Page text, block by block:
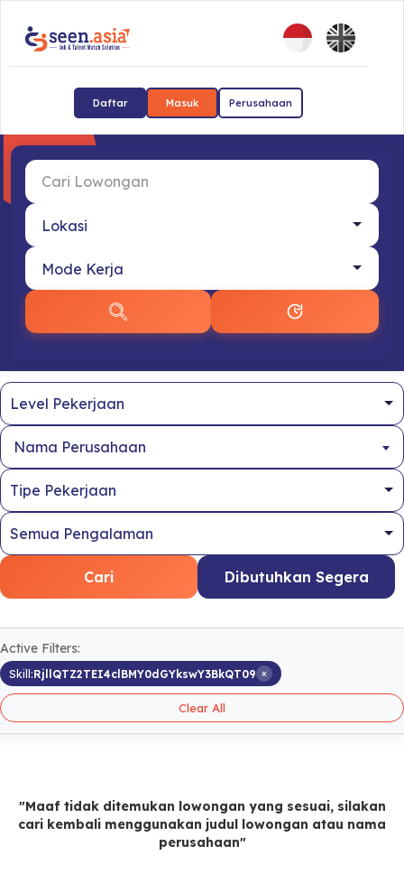
Daftar Masuk Perusahaan
Nama Perusahaan
Cari Dibutuhkan Segera
Active Filters:
Skill:RjllQTZ2TEI4clBMY0dGYkswY3BkQT09 ×
Clear All
"Maaf tidak ditemukan lowongan yang sesuai, silakan
cari kembali menggunakan judul lowongan atau nama
perusahaan"